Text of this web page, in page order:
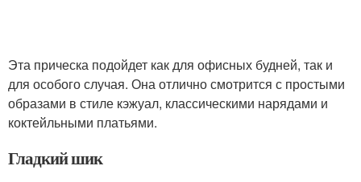
Эта прическа подойдет как для офисных будней, так и
для особого случая. Она отлично смотрится с простыми
образами в стиле кэжуал, классическими нарядами и
коктейльными платьями.
Гладкий шик